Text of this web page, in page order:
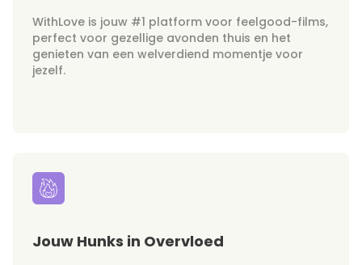
WithLove is jouw #1 platform voor feelgood-films,
perfect voor gezellige avonden thuis en het
genieten van een welverdiend momentje voor
jezelf.
Jouw Hunks in Overvloed